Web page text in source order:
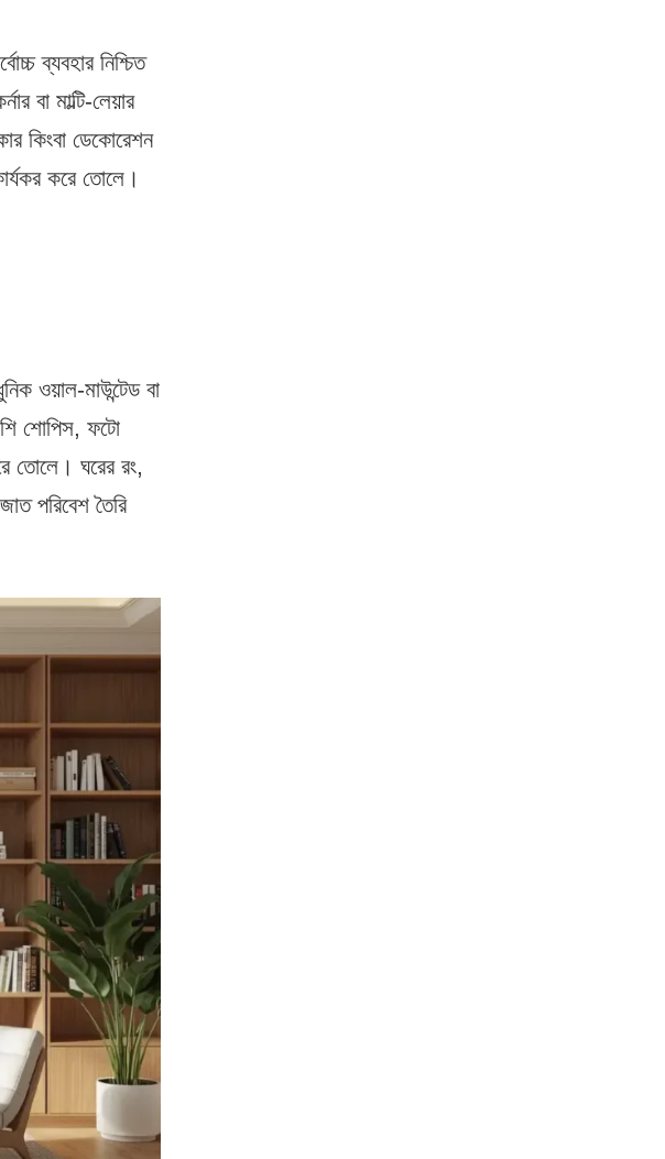
ব্যবহার নিশ্চিত
বা মাল্টি-লেয়ার
কিংবা ডেকোরেশন
করে তোলে।
ওয়াল-মাউন্টেড বা
শোপিস, ফটো
তোলে। ঘরের রং,
পরিবেশ তৈরি